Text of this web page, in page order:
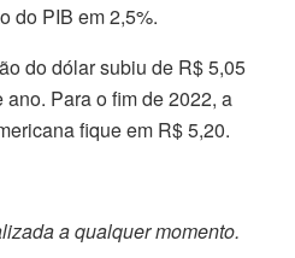
do PIB em 2,5%.
do dólar subiu de R$ 5,05
Para o fim de 2022, a
fique em R$ 5,20.
a qualquer momento.